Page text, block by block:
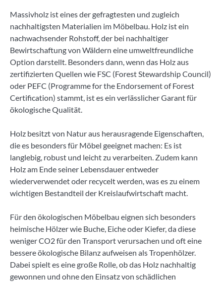
Massivholz ist eines der gefragtesten und zugleich
nachhaltigsten Materialien im Möbelbau. Holz ist ein
nachwachsender Rohstoff, der bei nachhaltiger
Bewirtschaftung von Wäldern eine umweltfreundliche
Option darstellt. Besonders dann, wenn das Holz aus
zertifizierten Quellen wie FSC (Forest Stewardship Council)
oder PEFC (Programme for the Endorsement of Forest
Certification) stammt, ist es ein verlässlicher Garant für
ökologische Qualität.
Holz besitzt von Natur aus herausragende Eigenschaften,
die es besonders für Möbel geeignet machen: Es ist
langlebig, robust und leicht zu verarbeiten. Zudem kann
Holz am Ende seiner Lebensdauer entweder
wiederverwendet oder recycelt werden, was es zu einem
wichtigen Bestandteil der Kreislaufwirtschaft macht.
Für den ökologischen Möbelbau eignen sich besonders
heimische Hölzer wie Buche, Eiche oder Kiefer, da diese
weniger CO2 für den Transport verursachen und oft eine
bessere ökologische Bilanz aufweisen als Tropenhölzer.
Dabei spielt es eine große Rolle, ob das Holz nachhaltig
gewonnen und ohne den Einsatz von schädlichen